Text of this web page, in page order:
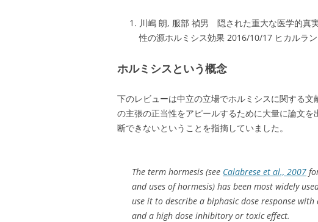
川嶋 朗, 服部 禎男 隠された重大な医学的真
性の源ホルミシス効果 2016/10/17 ヒカルラ
ホルミシスという概念
下のレビューは中立の立場でホルミシスに関する
の主張の正当性をアピールするために大量に論文
断できないということを指摘していました。
The term hormesis (see Calabrese et al., 2007
and uses of hormesis) has been most widely
use it to describe a biphasic dose response
and a high dose inhibitory or toxic effect.